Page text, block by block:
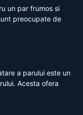
un par frumos si
preocupate de
a parului este un
Acesta ofera